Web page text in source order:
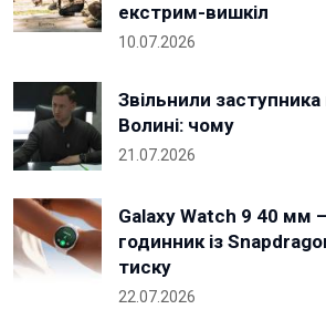
екстрим-вишкіл
10.07.2026
Звільнили заступника
Волині: чому
21.07.2026
Galaxy Watch 9 40 мм
годинник із
тиску
22.07.2026